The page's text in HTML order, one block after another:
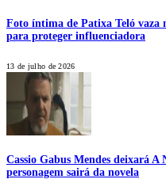
Foto íntima de Patixa Teló vaza
para proteger influenciadora
13 de julho de 2026
Cassio Gabus Mendes deixará
personagem sairá da novela